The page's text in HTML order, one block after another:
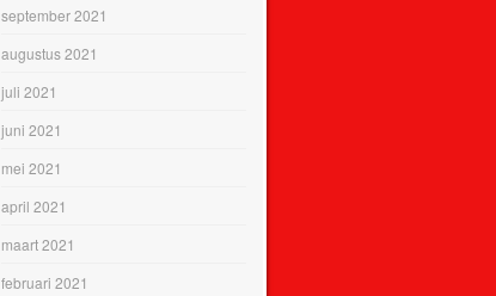
september 2021
augustus 2021
juli 2021
juni 2021
mei 2021
april 2021
maart 2021
februari 2021